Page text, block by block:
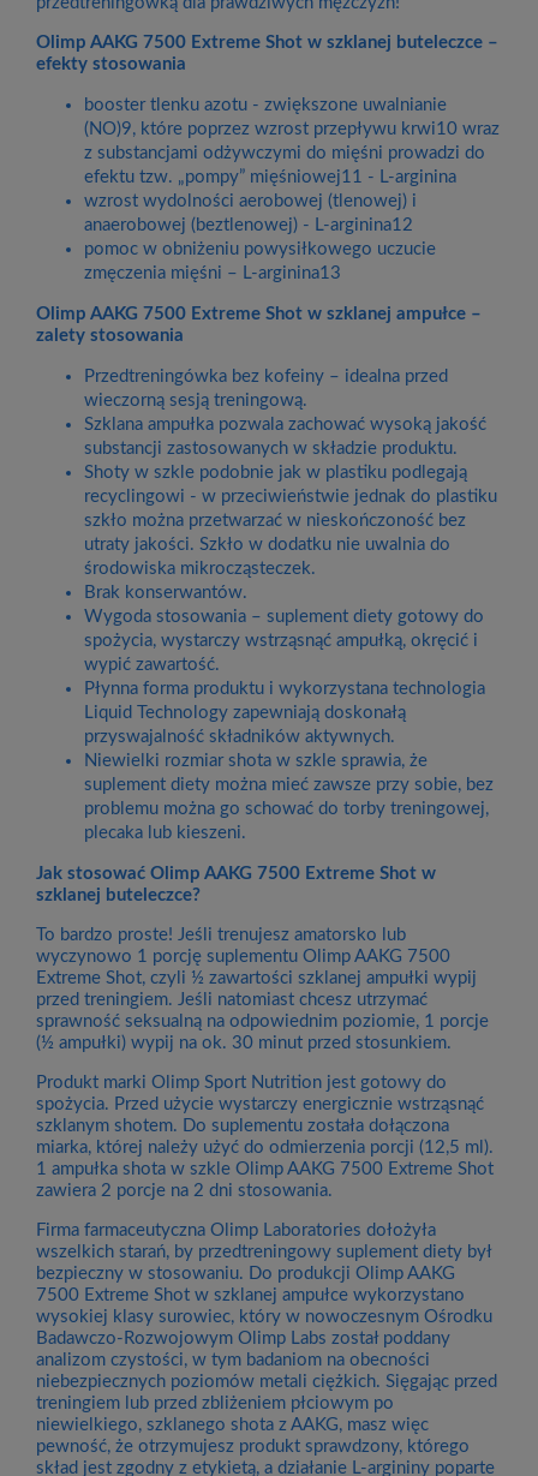
Olimp AAKG 7500 Extreme Shot w szklanej buteleczce –
efekty stosowania
booster tlenku azotu - zwiększone uwalnianie
(NO)9, które poprzez wzrost przepływu krwi10 wraz
z substancjami odżywczymi do mięśni prowadzi do
efektu tzw. „pompy” mięśniowej11 - L-arginina
wzrost wydolności aerobowej (tlenowej) i
anaerobowej (beztlenowej) - L-arginina12
pomoc w obniżeniu powysiłkowego uczucie
zmęczenia mięśni – L-arginina13
Olimp AAKG 7500 Extreme Shot w szklanej ampułce –
zalety stosowania
Przedtreningówka bez kofeiny – idealna przed
wieczorną sesją treningową.
Szklana ampułka pozwala zachować wysoką jakość
substancji zastosowanych w składzie produktu.
Shoty w szkle podobnie jak w plastiku podlegają
recyclingowi - w przeciwieństwie jednak do plastiku
szkło można przetwarzać w nieskończoność bez
utraty jakości. Szkło w dodatku nie uwalnia do
środowiska mikrocząsteczek.
Brak konserwantów.
Wygoda stosowania – suplement diety gotowy do
spożycia, wystarczy wstrząsnąć ampułką, okręcić i
wypić zawartość.
Płynna forma produktu i wykorzystana technologia
Liquid Technology zapewniają doskonałą
przyswajalność składników aktywnych.
Niewielki rozmiar shota w szkle sprawia, że
suplement diety można mieć zawsze przy sobie, bez
problemu można go schować do torby treningowej,
plecaka lub kieszeni.
Jak stosować Olimp AAKG 7500 Extreme Shot w
szklanej buteleczce?
To bardzo proste! Jeśli trenujesz amatorsko lub
wyczynowo 1 porcję suplementu Olimp AAKG 7500
Extreme Shot, czyli ½ zawartości szklanej ampułki wypij
przed treningiem. Jeśli natomiast chcesz utrzymać
sprawność seksualną na odpowiednim poziomie, 1 porcje
(½ ampułki) wypij na ok. 30 minut przed stosunkiem.
Produkt marki Olimp Sport Nutrition jest gotowy do
spożycia. Przed użycie wystarczy energicznie wstrząsnąć
szklanym shotem. Do suplementu została dołączona
miarka, której należy użyć do odmierzenia porcji (12,5 ml).
1 ampułka shota w szkle Olimp AAKG 7500 Extreme Shot
zawiera 2 porcje na 2 dni stosowania.
Firma farmaceutyczna Olimp Laboratories dołożyła
wszelkich starań, by przedtreningowy suplement diety był
bezpieczny w stosowaniu. Do produkcji Olimp AAKG
7500 Extreme Shot w szklanej ampułce wykorzystano
wysokiej klasy surowiec, który w nowoczesnym Ośrodku
Badawczo-Rozwojowym Olimp Labs został poddany
analizom czystości, w tym badaniom na obecności
niebezpiecznych poziomów metali ciężkich. Sięgając przed
treningiem lub przed zbliżeniem płciowym po
niewielkiego, szklanego shota z AAKG, masz więc
pewność, że otrzymujesz produkt sprawdzony, którego
skład jest zgodny z etykietą, a działanie L-argininy poparte